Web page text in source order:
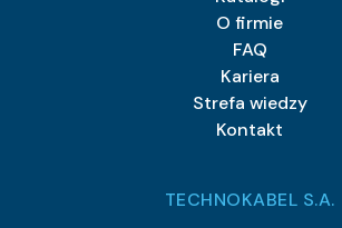
O firmie
FAQ
Kariera
Strefa wiedzy
Kontakt
TECHNOKABEL S.A.